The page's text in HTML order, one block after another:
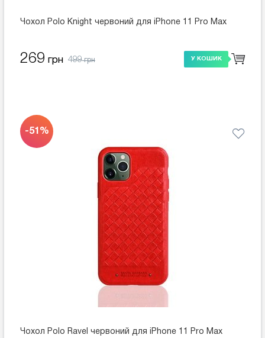
Чохол Polo Knight червоний для iPhone 11 Pro Max
269 грн 499грн У КОШИК
-51%
Чохол Polo Ravel червоний для iPhone 11 Pro Max